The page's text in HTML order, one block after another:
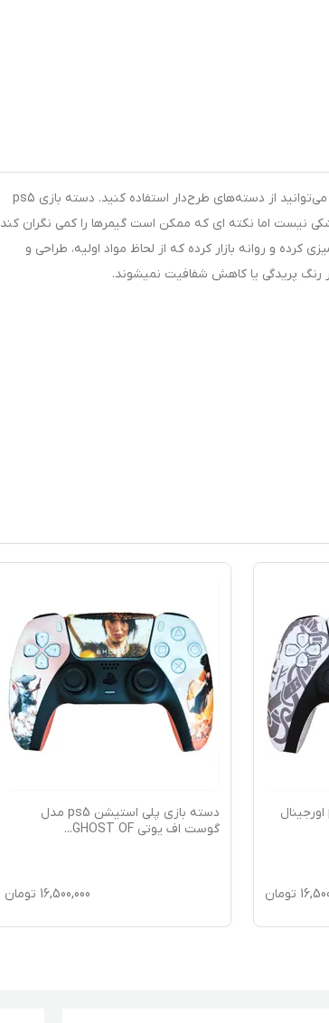
اگر قصد دارید متفاوت باشید و دسته بازی مخصوص خودتان را داشته باشید، می‌توانید از دسته‌های طرح‌دار استفاده کنید. دسته بازی ps5
نیست اما نکته ای که ممکن است گیمرها را کمی نگران کند
و روانه بازار کرده که از لحاظ مواد اولیه، طراحی و
رنگ پریدگی یا کاهش شفافیت نمیشوند.
دسته بازی پلی استیشن ps5 اورجینال
تومان
دسته بازی پلی استیشن ps5 مدل
گوست اف یوتی GHOST OF
...
16,500,000 تومان